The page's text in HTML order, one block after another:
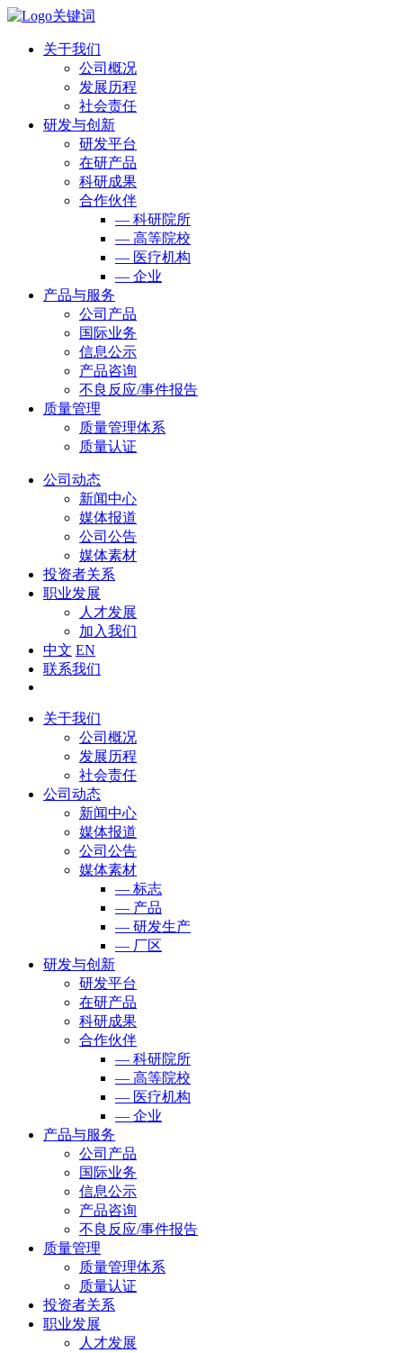
关于我们
公司概况
发展历程
社会责任
研发与创新
研发平台
在研产品
科研成果
合作伙伴
— 科研院所
— 高等院校
— 医疗机构
— 企业
产品与服务
公司产品
国际业务
信息公示
产品咨询
不良反应/事件报告
质量管理
质量管理体系
质量认证
公司动态
新闻中心
媒体报道
公司公告
媒体素材
投资者关系
职业发展
人才发展
加入我们
中文 EN
联系我们
关于我们
公司概况
发展历程
社会责任
公司动态
新闻中心
媒体报道
公司公告
媒体素材
— 标志
— 产品
— 研发生产
— 厂区
研发与创新
研发平台
在研产品
科研成果
合作伙伴
— 科研院所
— 高等院校
— 医疗机构
— 企业
产品与服务
公司产品
国际业务
信息公示
产品咨询
不良反应/事件报告
质量管理
质量管理体系
质量认证
投资者关系
职业发展
人才发展